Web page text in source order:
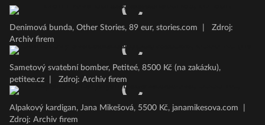
Denimová bunda, Other Stories, 89 eur, stories.com
Zdroj:
Archiv firem
Sametový svatební bomber, Petiteé, 8500 Kč (na zakázku),
petitee.cz
Zdroj: Archiv firem
Alpakový kardigan, Jana Mikešová, 5500 Kč, janamikesova.com
Zdroj: Archiv firem